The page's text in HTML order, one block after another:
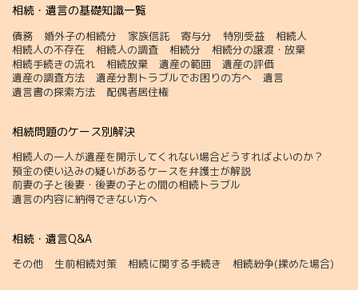
相続・遺言の基礎知識一覧
債務 婚外子の相続分 家族信託 寄与分 特別受益
相続人
相続人の不存在
相続人の調査 相続分
相続分の譲渡・放棄
相続手続きの流れ
相続放棄 遺産の範囲
遺産の評価
遺産の調査方法
遺産分割トラブルでお困りの方へ
遺言
遺言書の探索方法
配偶者居住権
相続問題のケース別解決
相続人の一人が遺産を開示してくれない場合どうすればよいのか？
預金の使い込みの疑いがあるケースを弁護士が解説
前妻の子と後妻・後妻の子との間の相続トラブル
遺言の内容に納得できない方へ
相続・遺言Q&A
その他 生前相続対策 相続に関する手続き 相続紛争(揉めた場合)